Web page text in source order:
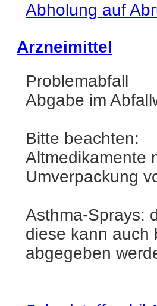
Abholung auf
Arzneimittel
Problemabfall
Abgabe im
Bitte beachten:
Altmedikamente
Umverpackung
Asthma-Sprays:
diese kann auch
abgegeben